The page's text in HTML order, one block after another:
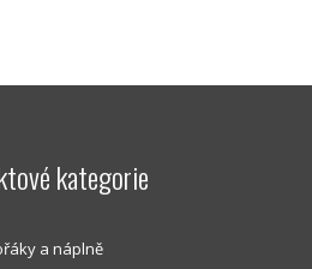
kategorie
a náplně